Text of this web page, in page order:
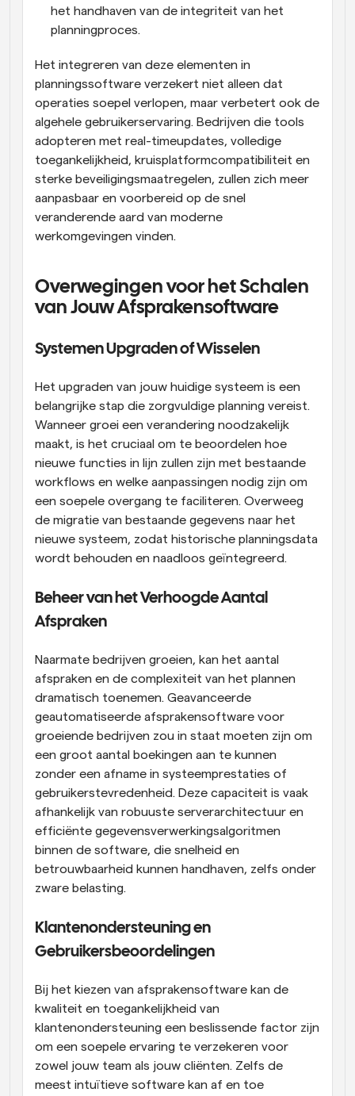
het handhaven van de integriteit van het
planningproces.
Het integreren van deze elementen in
planningssoftware verzekert niet alleen dat
operaties soepel verlopen, maar verbetert ook de
algehele gebruikerservaring. Bedrijven die tools
adopteren met real-timeupdates, volledige
toegankelijkheid, kruisplatformcompatibiliteit en
sterke beveiligingsmaatregelen, zullen zich meer
aanpasbaar en voorbereid op de snel
veranderende aard van moderne
werkomgevingen vinden.
Overwegingen voor het Schalen
van Jouw Afsprakensoftware
Systemen Upgraden of Wisselen
Het upgraden van jouw huidige systeem is een
belangrijke stap die zorgvuldige planning vereist.
Wanneer groei een verandering noodzakelijk
maakt, is het cruciaal om te beoordelen hoe
nieuwe functies in lijn zullen zijn met bestaande
workflows en welke aanpassingen nodig zijn om
een soepele overgang te faciliteren. Overweeg
de migratie van bestaande gegevens naar het
nieuwe systeem, zodat historische planningsdata
wordt behouden en naadloos geïntegreerd.
Beheer van het Verhoogde Aantal
Afspraken
Naarmate bedrijven groeien, kan het aantal
afspraken en de complexiteit van het plannen
dramatisch toenemen. Geavanceerde
geautomatiseerde afsprakensoftware voor
groeiende bedrijven zou in staat moeten zijn om
een groot aantal boekingen aan te kunnen
zonder een afname in systeemprestaties of
gebruikerstevredenheid. Deze capaciteit is vaak
afhankelijk van robuuste serverarchitectuur en
efficiënte gegevensverwerkingsalgoritmen
binnen de software, die snelheid en
betrouwbaarheid kunnen handhaven, zelfs onder
zware belasting.
Klantenondersteuning en
Gebruikersbeoordelingen
Bij het kiezen van afsprakensoftware kan de
kwaliteit en toegankelijkheid van
klantenondersteuning een beslissende factor zijn
om een soepele ervaring te verzekeren voor
zowel jouw team als jouw cliënten. Zelfs de
meest intuïtieve software kan af en toe